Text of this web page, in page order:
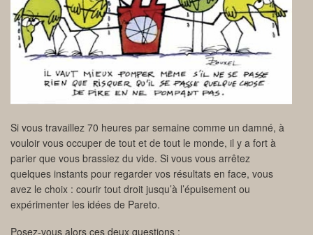
Si vous travaillez 70 heures par semaine comme un damné, à
vouloir vous occuper de tout et de tout le monde, il y a fort à
parier que vous brassiez du vide. Si vous vous arrêtez
quelques instants pour regarder vos résultats en face, vous
avez le choix : courir tout droit jusqu’à l’épuisement ou
expérimenter les idées de Pareto.
Posez-vous alors ces deux questions :